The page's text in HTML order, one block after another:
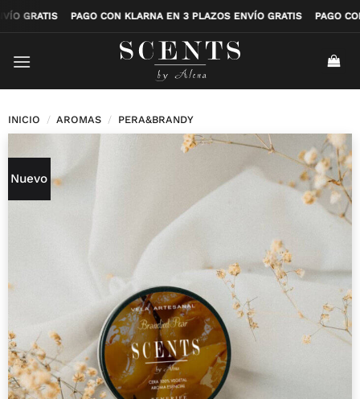
Saltar
al
ENVÍO GRATIS PAGO CON KLARNA EN 3 PLAZOS ENVÍO GRATIS
INICIO / AROMAS / PERA&BRANDY
Nuevo